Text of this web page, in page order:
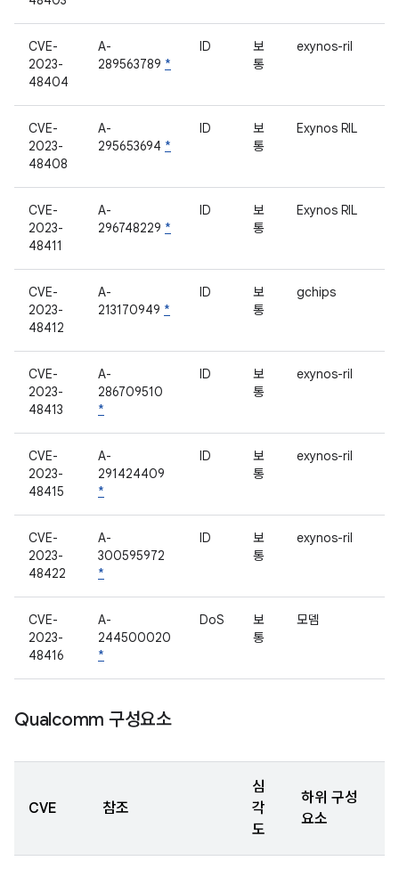
CVE-
2023-
48404
A-
289563789 *
ID
보
통
exynos-ril
CVE-
2023-
48408
A-
295653694 *
ID
보
통
Exynos RIL
CVE-
2023-
48411
A-
296748229 *
ID
보
통
Exynos RIL
CVE-
2023-
48412
A-
213170949 *
ID
보
통
gchips
CVE-
2023-
48413
A-
286709510
*
ID
보
통
exynos-ril
CVE-
2023-
48415
A-
291424409
*
ID
보
통
exynos-ril
CVE-
2023-
48422
A-
300595972
*
ID
보
통
exynos-ril
CVE-
2023-
48416
A-
244500020
*
DoS
보
통
모뎀
Qualcomm 구성요소
CVE 참조
심
각
도
하위 구성
요소